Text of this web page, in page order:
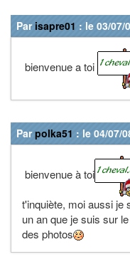
Par isapre01 : le 03/07/
bienvenue a toi
Parpolka51 : le 04/07/
bienvenue à toi
t'inquiète, moi aussi je
un an que je suis sur
des photos